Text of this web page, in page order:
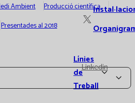
Línies
de
Treball
Linkedin
Ambient
Producció científica
Presentades al 2018